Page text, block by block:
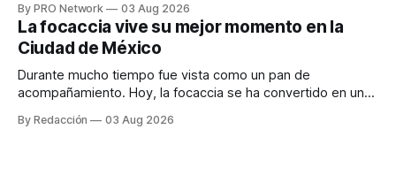
para los textos, alguien que supiera de publicidad digital
para encontrar prospectos, un vendedor para atender
llamadas y mensajes, y —con suerte— una persona
By PRO Network 03 Aug 2026
La focaccia vive su mejor momento en la
Ciudad de México
Durante mucho tiempo fue vista como un pan de
acompañamiento. Hoy, la focaccia se ha convertido en uno
artesanal, ingredientes de calidad y experiencias que
By Redacción 03 Aug 2026